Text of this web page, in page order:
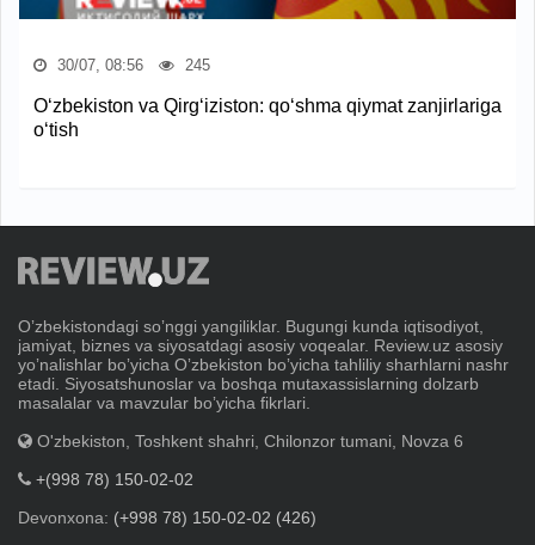
30/07, 08:56 245
O‘zbekiston va Qirg‘iziston: qo‘shma qiymat zanjirlariga
o‘tish
Oʼzbekistondagi soʼnggi yangiliklar. Bugungi kunda iqtisodiyot,
jamiyat, biznes va siyosatdagi asosiy voqealar. Review.uz asosiy
yoʼnalishlar boʼyicha Oʼzbekiston boʼyicha tahliliy sharhlarni nashr
etadi. Siyosatshunoslar va boshqa mutaxassislarning dolzarb
masalalar va mavzular boʼyicha fikrlari.
O'zbekiston, Toshkent shahri, Chilonzor tumani, Novza 6
+(998 78) 150-02-02
Devonxona: (+998 78) 150-02-02 (426)